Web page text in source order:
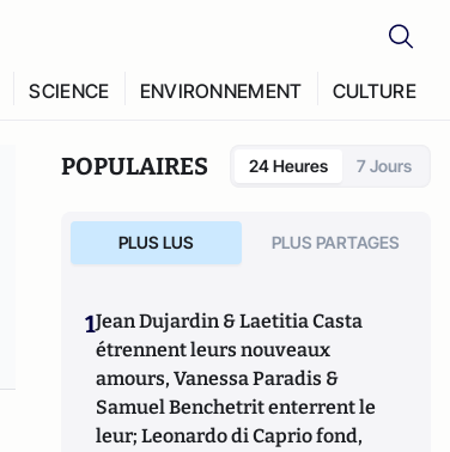
SCIENCE ENVIRONNEMENT CULTURE
POPULAIRES 24 Heures 7 Jours
PLUS LUS PLUS PARTAGES
1Jean Dujardin & Laetitia Casta
étrennent leurs nouveaux
amours, Vanessa Paradis &
Samuel Benchetrit enterrent le
leur; Leonardo di Caprio fond,